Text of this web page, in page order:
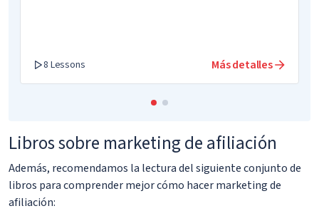
8 Lessons Más detalles
Libros sobre marketing de afiliación
Además, recomendamos la lectura del siguiente conjunto de
libros para comprender mejor cómo hacer marketing de
afiliación: